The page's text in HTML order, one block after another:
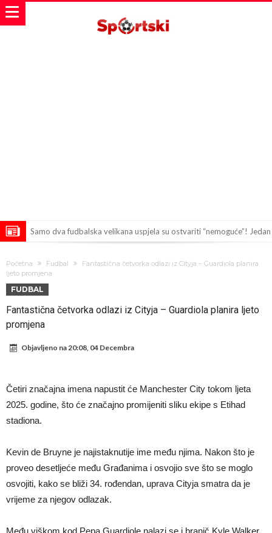
Samo dva fudbalska velikana uspjela su ostvariti “nemoguće”! Jedan
Atletico prati situaciju.
GOTOVO JE! Čelsi dovodi novog lijevog beka – transfer vrijedan 21
milion eura
Atletico Madrid donosi neočekivanu odluku!
Rafael Leao dobio novu ponudu iz Turske
niko do sada, bolje je da ne dolazi u Madrid!
Pobijedio Đokovića nakon 0:2 na Rolan Garosu, sada je dao
sramotan komentar na njegov račun
Direktor FIA o drami Formule 1: “Ne možemo da idemo toliko
Početna Fudbal
Fantastična četvorka odlazi iz Cityja – Guardiola planira
ljeto promjena
FUDBAL
Fantastična četvorka odlazi iz Cityja – Guardiola planira ljeto
promjena
Objavljeno na20:08, 04 Decembra
Četiri značajna imena napustit će Manchester City tokom ljeta
2025. godine, što će značajno promijeniti sliku ekipe s Etihad
stadiona.
Kevin de Bruyne je najistaknutije ime među njima. Nakon što je
proveo desetljeće među Građanima i osvojio sve što se moglo
osvojiti, kako se bliži 34. rođendan, uprava Cityja smatra da je
vrijeme za njegov odlazak.
Među viškom kod Pepa Guardiole nalazi se i branič Kyle Walker.